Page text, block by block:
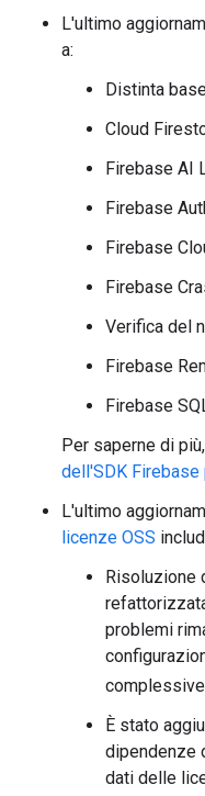
L'ultimo
a:
Distinta
Cloud
Firebase AI
Firebase
Firebase
Firebase
Verifica del
Firebase
Firebase
Per saperne di
dell'SDK Firebase
L'ultimo
licenze OSS
Risoluzione
problemi
È stato
dipendenze
dati delle